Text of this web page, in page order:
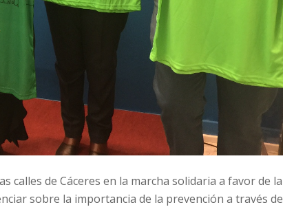
calles de Cáceres en la marcha solidaria a favor de la
sobre la importancia de la prevención a través de